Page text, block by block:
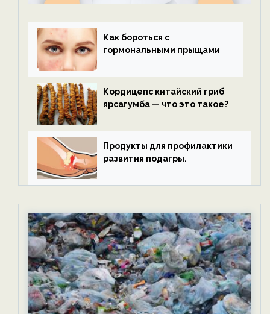
Как бороться с
гормональными прыщами
Кордицепс китайский гриб
ярсагумба — что это такое?
Продукты для профилактики
развития подагры.